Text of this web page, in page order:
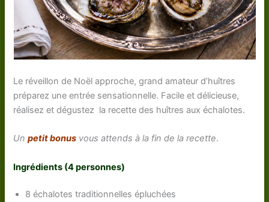
Le réveillon de Noël approche, grand amateur d’huîtres
préparez une entrée sensationnelle. Facile et délicieuse,
réalisez et dégustez la recette des huîtres aux échalotes.
Unpetit bonus vous attends à la fin de la recette.
Ingrédients (4 personnes)
8 échalotes traditionnelles épluchées